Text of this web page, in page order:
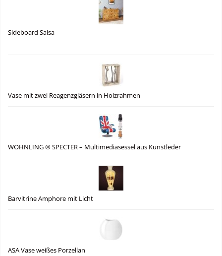
Sideboard Salsa
Vase mit zwei Reagenzgläsern in Holzrahmen
WOHNLING ® SPECTER – Multimediasessel aus Kunstleder
Barvitrine Amphore mit Licht
ASA Vase weißes Porzellan